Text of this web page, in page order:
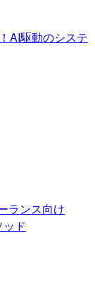
AI駆動のシステ
ランス向け
ド